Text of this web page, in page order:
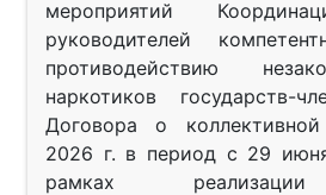
мероприятий
руководителей
противодействию
наркотиков государств-
Договора о
2026 г. в период с 29
рамках